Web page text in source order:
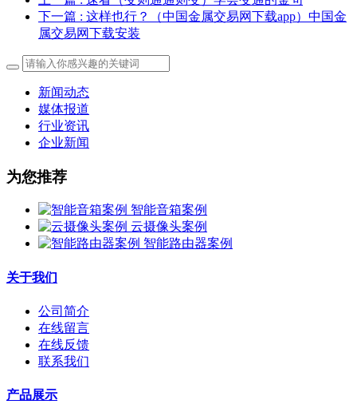
下一篇 : 这样也行？（中国金属交易网下载app）中国金
属交易网下载安装
新闻动态
媒体报道
行业资讯
企业新闻
为您推荐
智能音箱案例
云摄像头案例
智能路由器案例
关于我们
公司简介
在线留言
在线反馈
联系我们
产品展示